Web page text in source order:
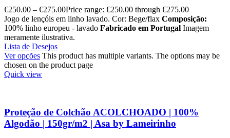
€250.00 – €275.00Price range: €250.00 through €275.00
Jogo de lençóis em linho lavado. Cor: Bege/flax Composição:
100% linho europeu - lavado Fabricado em Portugal Imagem
meramente ilustrativa.
Lista de Desejos
Ver opções This product has multiple variants. The options may be
chosen on the product page
Quick view
Proteção de Colchão ACOLCHOADO | 100%
Algodão | 150gr/m2 | Asa by Lameirinho